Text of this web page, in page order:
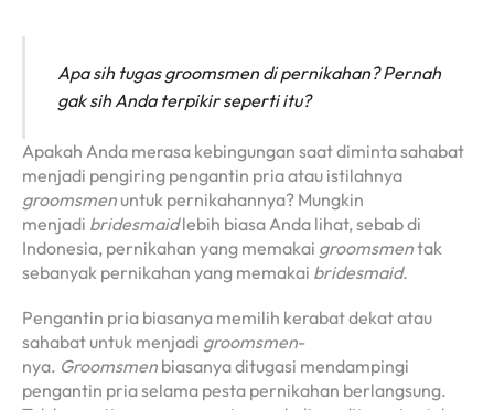
Apa sih tugasgroomsmendi pernikahan? Pernah
gak sih Anda terpikir seperti itu?
Apakah Anda merasa kebingungan saat diminta sahabat
menjadi pengiring pengantin pria atau istilahnya
groomsmen untuk pernikahannya? Mungkin
menjadi bridesmaidlebih biasa Anda lihat, sebab di
Indonesia, pernikahan yang memakai groomsmentak
sebanyak pernikahan yang memakai bridesmaid.
Pengantin pria biasanya memilih kerabat dekat atau
sahabat untuk menjadi groomsmen-
nya. Groomsmen biasanya ditugasi mendampingi
pengantin pria selama pesta pernikahan berlangsung.